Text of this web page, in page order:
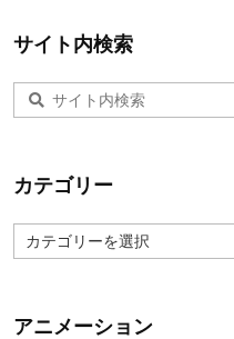
サイト内検索
カテゴリー
テ
ー
アニメーション